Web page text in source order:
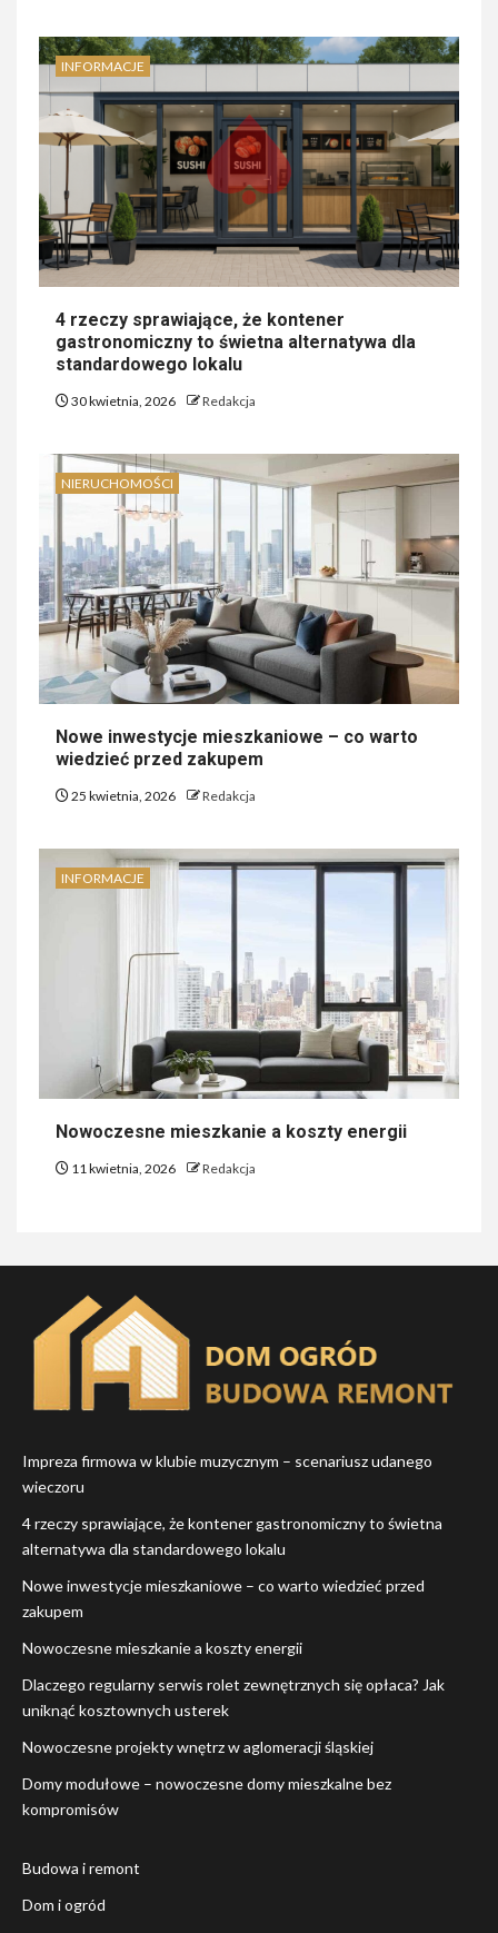
INFORMACJE
4 rzeczy sprawiające, że kontener
gastronomiczny to świetna alternatywa dla
standardowego lokalu
30 kwietnia, 2026 Redakcja
NIERUCHOMOŚCI
Nowe inwestycje mieszkaniowe – co warto
wiedzieć przed zakupem
25 kwietnia, 2026 Redakcja
INFORMACJE
Nowoczesne mieszkanie a koszty energii
11 kwietnia, 2026 Redakcja
Impreza firmowa w klubie muzycznym – scenariusz udanego
wieczoru
4 rzeczy sprawiające, że kontener gastronomiczny to świetna
alternatywa dla standardowego lokalu
Nowe inwestycje mieszkaniowe – co warto wiedzieć przed
zakupem
Nowoczesne mieszkanie a koszty energii
Dlaczego regularny serwis rolet zewnętrznych się opłaca? Jak
uniknąć kosztownych usterek
Nowoczesne projekty wnętrz w aglomeracji śląskiej
Domy modułowe – nowoczesne domy mieszkalne bez
kompromisów
Budowa i remont
Dom i ogród